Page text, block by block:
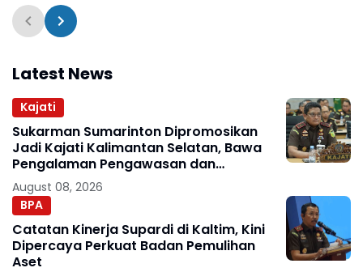
Latest News
Kajati
Sukarman Sumarinton Dipromosikan
Jadi Kajati Kalimantan Selatan, Bawa
Pengalaman Pengawasan dan
Kepemimpinan
August 08, 2026
BPA
Catatan Kinerja Supardi di Kaltim, Kini
Dipercaya Perkuat Badan Pemulihan
Aset